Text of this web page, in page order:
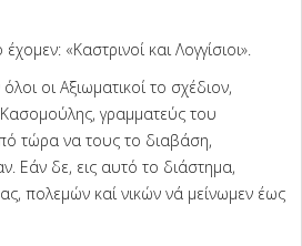
έχομεν: «Καστρινοί και Λογγίσιοι».
οι Αξιωματικοί το σχέδιον,
Κασομούλης, γραμματεύς του
τώρα να τους το διαβάση,
Εάν δε, εις αυτό το διάστημα,
πολεμών καί νικών νά μείνωμεν έως